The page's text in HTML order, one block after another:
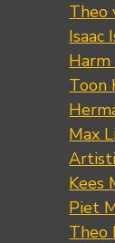
Theo
Isaac
Harm
Toon
Max
Kees
Piet
Theo